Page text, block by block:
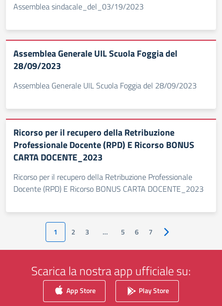
Assemblea sindacale_del_03/19/2023
Assemblea Generale UIL Scuola Foggia del
28/09/2023
Assemblea Generale UIL Scuola Foggia del 28/09/2023
Ricorso per il recupero della Retribuzione
Professionale Docente (RPD) E Ricorso BONUS
CARTA DOCENTE_2023
Ricorso per il recupero della Retribuzione Professionale
Docente (RPD) E Ricorso BONUS CARTA DOCENTE_2023
1 2 3 … 5 6 7 Pagina successiva
Scarica la nostra app ufficiale su:
App Store Play Store